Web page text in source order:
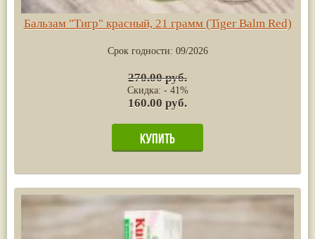
Бальзам "Тигр" красный, 21 грамм (Tiger Balm Red)
Срок годности: 09/2026
270.00 руб.
Скидка: - 41%
160.00 руб.